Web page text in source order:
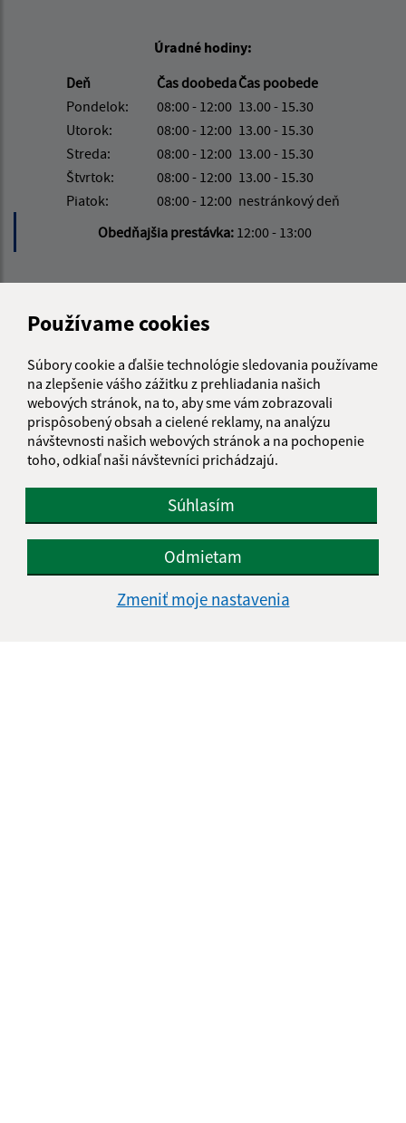
Používame cookies
Súbory cookie a ďalšie technológie sledovania používame
na zlepšenie vášho zážitku z prehliadania našich
webových stránok, na to, aby sme vám zobrazovali
prispôsobený obsah a cielené reklamy, na analýzu
návštevnosti našich webových stránok a na pochopenie
toho, odkiaľ naši návštevníci prichádzajú.
Súhlasím
Odmietam
Zmeniť moje nastavenia
Úradné hodiny:
Deň
Čas doobedaČas poobede
Pondelok:
08:00 - 12:00 13.00 - 15.30
Utorok:
08:00 - 12:00 13.00 - 15.30
Streda:
08:00 - 12:00 13.00 - 15.30
Štvrtok:
08:00 - 12:00 13.00 - 15.30
Piatok:
08:00 - 12:00 nestránkový deň
Obedňajšia prestávka: 12:00 - 13:00
Obecný úrad Belá nad Cirochou
067 81 Belá nad Cirochou
info@belanadcirochou.sk
+421 577 683 126
IČO: 00322814